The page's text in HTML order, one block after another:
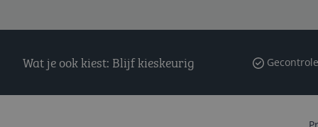
Wat je ook kiest: Blijf kieskeurig